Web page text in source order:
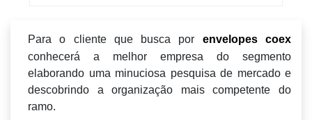
Para o cliente que busca por envelopes coex
conhecerá a melhor empresa do segmento
elaborando uma minuciosa pesquisa de mercado e
descobrindo a organização mais competente do
ramo.